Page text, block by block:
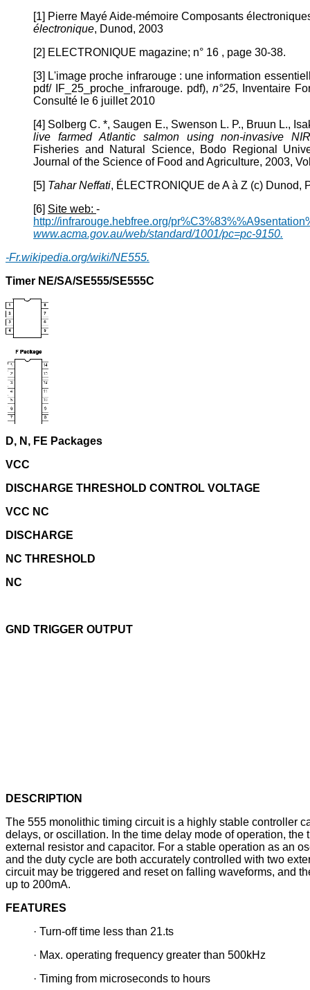
[1] Pierre Mayé Aide-mémoire Composants
électronique, Dunod, 2003
[2] ELECTRONIQUE magazine; n° 16 , page 30-38.
[3] L'image proche infrarouge : une information
pdf/ IF_25_proche_infrarouge. pdf), n°25, Inventaire
Consulté le 6 juillet 2010
[4] Solberg C. *, Saugen E., Swenson L. P., Bruun L.,
live farmed Atlantic salmon using non-invasive
Fisheries and Natural Science, Bodo Regional
Journal of the Science of Food and Agriculture, 2003,
[5] Tahar Neffati, ÉLECTRONIQUE de A à Z (c) Dunod,
[6] Site web: -
http://infrarouge.hebfree.org/
www.acma.gov.au/web/standard/1001/pc=pc-9150.
-Fr.wikipedia.org/wiki/NE555.
Timer NE/SA/SE555/SE555C
D, N, FE Packages
VCC
DISCHARGE THRESHOLD CONTROL VOLTAGE
VCC NC
DISCHARGE
NC THRESHOLD
NC
GND TRIGGER OUTPUT
DESCRIPTION
The 555 monolithic timing circuit is a highly stable controller
delays, or oscillation. In the time delay mode of operation,
external resistor and capacitor. For a stable operation as an
and the duty cycle are both accurately controlled with two
circuit may be triggered and reset on falling waveforms, and
up to 200mA.
FEATURES
· Turn-off time less than 21.ts
· Max. operating frequency greater than 500kHz
· Timing from microseconds to hours